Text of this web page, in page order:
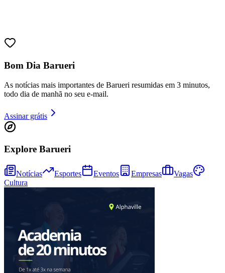
Bom Dia Barueri
As notícias mais importantes de Barueri resumidas em 3 minutos,
todo dia de manhã no seu e-mail.
Assinar grátis
Explore Barueri
Notícias Esportes Eventos Empresas
Vagas
Cultura